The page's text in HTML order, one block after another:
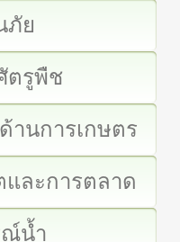
ภัย
ตรูพืช
นการเกษตร
ละการตลาด
ณ์น้ำ